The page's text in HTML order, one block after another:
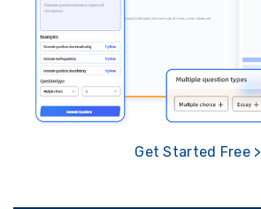
Get Started Free >